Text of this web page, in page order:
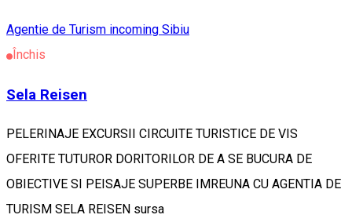
Agentie de Turism incoming Sibiu
Închis
Sela Reisen
PELERINAJE EXCURSII CIRCUITE TURISTICE DE VIS
OFERITE TUTUROR DORITORILOR DE A SE BUCURA DE
OBIECTIVE SI PEISAJE SUPERBE IMREUNA CU AGENTIA DE
TURISM SELA REISEN sursa